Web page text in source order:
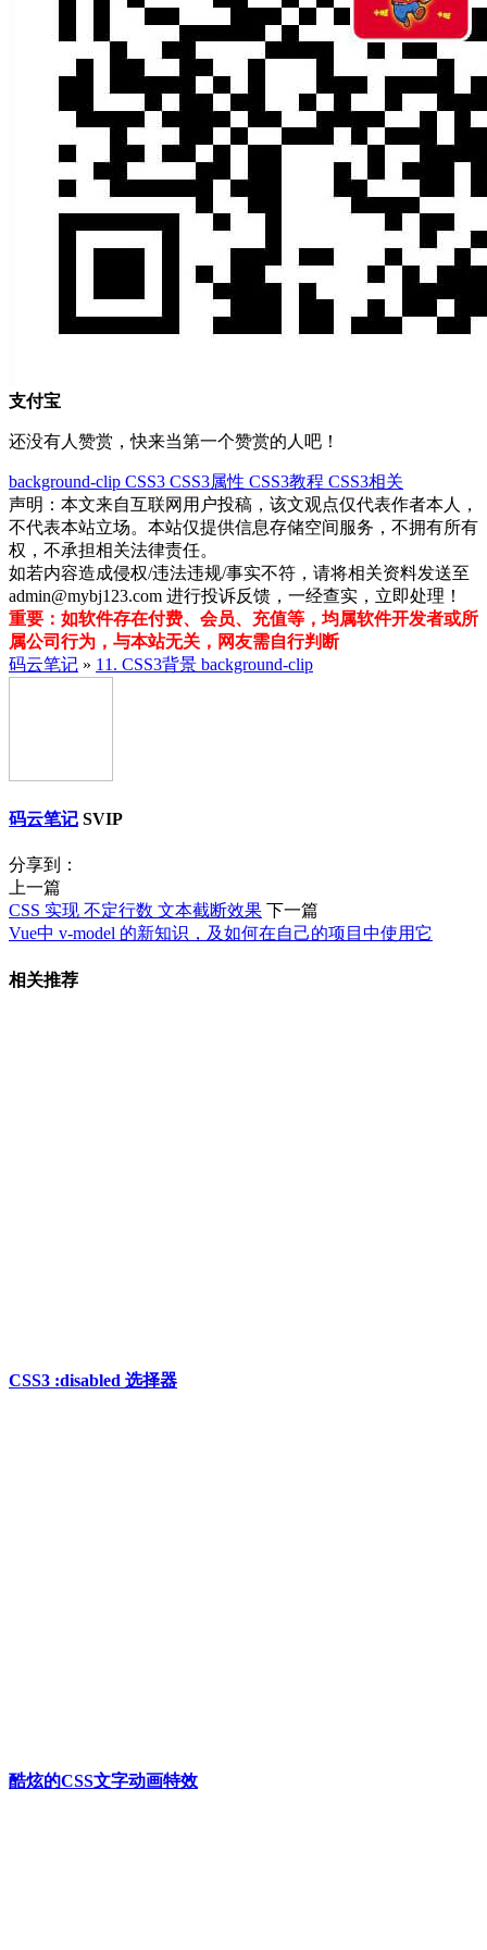
支付宝
还没有人赞赏，快来当第一个赞赏的人吧！
background-clip CSS3 CSS3属性 CSS3教程 CSS3相关
声明：本文来自互联网用户投稿，该文观点仅代表作者本人，
不代表本站立场。本站仅提供信息存储空间服务，不拥有所有
权，不承担相关法律责任。
如若内容造成侵权/违法违规/事实不符，请将相关资料发送至
admin@mybj123.com 进行投诉反馈，一经查实，立即处理！
重要：如软件存在付费、会员、充值等，均属软件开发者或所
属公司行为，与本站无关，网友需自行判断
码云笔记 » 11. CSS3背景 background-clip
码云笔记 SVIP
分享到：
上一篇
CSS 实现 不定行数 文本截断效果 下一篇
Vue中 v-model 的新知识，及如何在自己的项目中使用它
相关推荐
CSS3 :disabled 选择器
酷炫的CSS文字动画特效